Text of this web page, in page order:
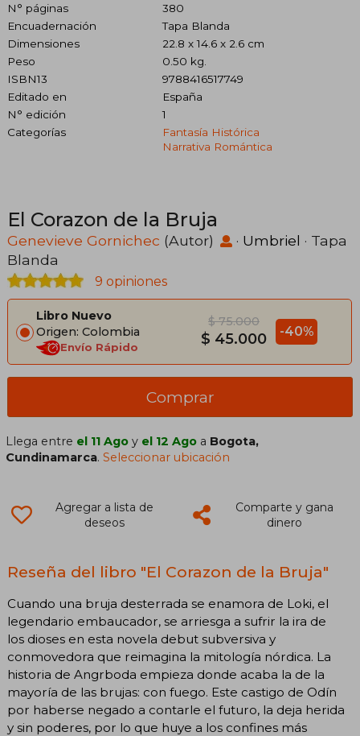
N° páginas
380
Encuadernación
Tapa Blanda
Dimensiones
22.8 x 14.6 x 2.6 cm
Peso
0.50 kg.
ISBN13
9788416517749
Editado en
España
N° edición
1
Categorías
Fantasía Histórica
Narrativa Romántica
El Corazon de la Bruja
Genevieve Gornichec (Autor) · Umbriel · Tapa
Blanda
9 opiniones
Libro Nuevo
Origen: Colombia
Envío Rápido
$ 75.000
$ 45.000 -40%
Comprar
Llega entre el 11 Ago y el 12 Ago a Bogota,
Cundinamarca.Seleccionar ubicación
Agregar a lista de
deseos
Comparte y gana
dinero
Reseña del libro "El Corazon de la Bruja"
Cuando una bruja desterrada se enamora de Loki, el
legendario embaucador, se arriesga a sufrir la ira de
los dioses en esta novela debut subversiva y
conmovedora que reimagina la mitología nórdica. La
historia de Angrboda empieza donde acaba la de la
mayoría de las brujas: con fuego. Este castigo de Odín
por haberse negado a contarle el futuro, la deja herida
y sin poderes, por lo que huye a los confines más